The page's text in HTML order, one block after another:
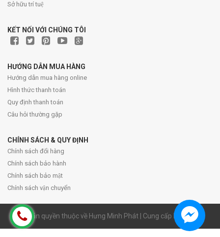
Sở hữu trí tuệ
KẾT NỐI VỚI CHÚNG TÔI
HƯỚNG DẪN MUA HÀNG
Hướng dẫn mua hàng online
Hình thức thanh toán
Quy định thanh toán
Câu hỏi thường gặp
CHÍNH SÁCH & QUY ĐỊNH
Chính sách đổi hàng
Chính sách bảo hành
Chính sách bảo mật
Chính sách vận chuyển
© Bản quyền thuộc về Hưng Minh Phát | Cung cấp bởi Sapo